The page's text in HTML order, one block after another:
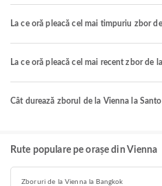
La ce oră pleacă cel mai timpuriu zbor
La ce oră pleacă cel mai recent zbor de
Cât durează zborul de la Vienna la
Rute populare pe orașe din Vienna
Zboruri de la Vienna la Bangkok